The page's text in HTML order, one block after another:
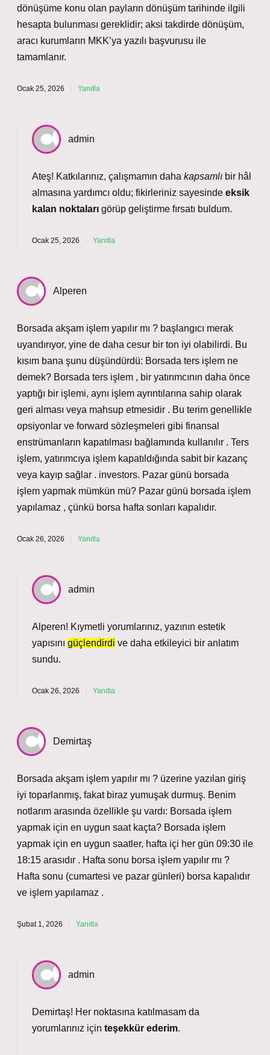
dönüşüme konu olan payların dönüşüm tarihinde ilgili
hesapta bulunması gereklidir; aksi takdirde dönüşüm,
aracı kurumların MKK’ya yazılı başvurusu ile
tamamlanır.
Ocak 25, 2026 Yanıtla
admin
Ateş! Katkılarınız, çalışmamın daha kapsamlı bir hâl
almasına yardımcı oldu; fikirleriniz sayesinde eksik
kalan noktaları görüp geliştirme fırsatı buldum.
Ocak 25, 2026 Yanıtla
Alperen
Borsada akşam işlem yapılır mı ? başlangıcı merak
uyandırıyor, yine de daha cesur bir ton iyi olabilirdi. Bu
kısım bana şunu düşündürdü: Borsada ters işlem ne
demek? Borsada ters işlem , bir yatırımcının daha önce
yaptığı bir işlemi, aynı işlem ayrıntılarına sahip olarak
geri alması veya mahsup etmesidir . Bu terim genellikle
opsiyonlar ve forward sözleşmeleri gibi finansal
enstrümanların kapatılması bağlamında kullanılır . Ters
işlem, yatırımcıya işlem kapatıldığında sabit bir kazanç
veya kayıp sağlar . investors. Pazar günü borsada
işlem yapmak mümkün mü? Pazar günü borsada işlem
yapılamaz , çünkü borsa hafta sonları kapalıdır.
Ocak 26, 2026 Yanıtla
admin
Alperen! Kıymetli yorumlarınız, yazının estetik
yapısını güçlendirdi ve daha etkileyici bir anlatım
sundu.
Ocak 26, 2026 Yanıtla
Demirtaş
Borsada akşam işlem yapılır mı ? üzerine yazılan giriş
iyi toparlanmış, fakat biraz yumuşak durmuş. Benim
notlarım arasında özellikle şu vardı: Borsada işlem
yapmak için en uygun saat kaçta? Borsada işlem
yapmak için en uygun saatler, hafta içi her gün 09:30 ile
18:15 arasıdır . Hafta sonu borsa işlem yapılır mı ?
Hafta sonu (cumartesi ve pazar günleri) borsa kapalıdır
ve işlem yapılamaz .
Şubat 1, 2026 Yanıtla
admin
Demirtaş! Her noktasına katılmasam da
yorumlarınız için teşekkür ederim.